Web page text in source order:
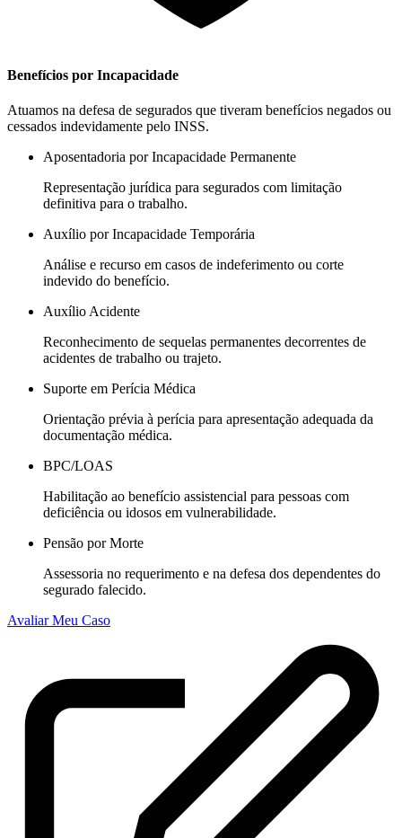
Benefícios por Incapacidade
Atuamos na defesa de segurados que tiveram benefícios negados ou
cessados indevidamente pelo INSS.
Aposentadoria por Incapacidade Permanente
Representação jurídica para segurados com limitação
definitiva para o trabalho.
Auxílio por Incapacidade Temporária
Análise e recurso em casos de indeferimento ou corte
indevido do benefício.
Auxílio Acidente
Reconhecimento de sequelas permanentes decorrentes de
acidentes de trabalho ou trajeto.
Suporte em Perícia Médica
Orientação prévia à perícia para apresentação adequada da
documentação médica.
BPC/LOAS
Habilitação ao benefício assistencial para pessoas com
deficiência ou idosos em vulnerabilidade.
Pensão por Morte
Assessoria no requerimento e na defesa dos dependentes do
segurado falecido.
Avaliar Meu Caso